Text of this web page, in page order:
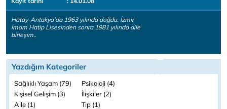
Hatay-Antakya’da 1963 yılında doğdu. İzmir
İmam Hatip Lisesinden sonra 1981 yılında aile
birleşim..
Yazdığım Kategoriler
Sağlıklı Yaşam (79)
Psikoloji (4)
Kişisel Gelişim (3)
İlişkiler (2)
Aile (1)
Tıp (1)